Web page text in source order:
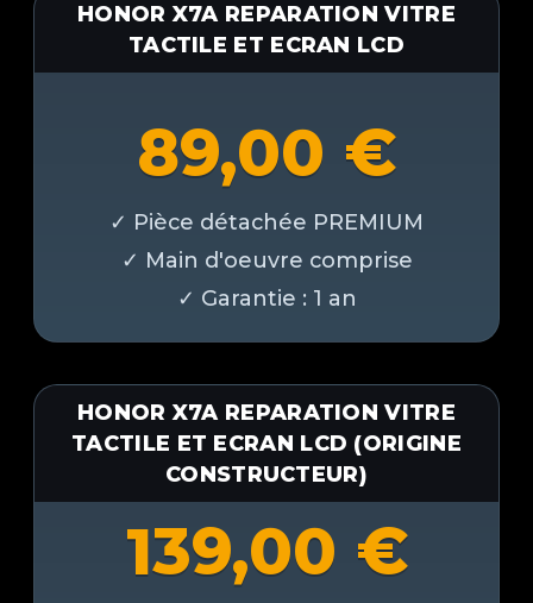
HONOR X7A REPARATION VITRE
TACTILE ET ECRAN LCD
89,00 €
HONOR X7A REPARATION VITRE
TACTILE ET ECRAN LCD (ORIGINE
CONSTRUCTEUR)
139,00 €